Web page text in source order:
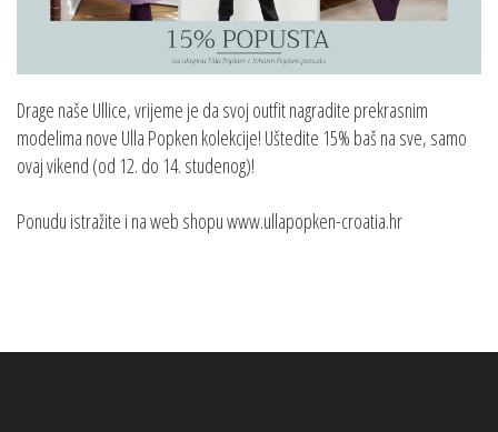
Drage naše Ullice, vrijeme je da svoj outfit nagradite prekrasnim
modelima nove Ulla Popken kolekcije! Uštedite 15% baš na sve, samo
ovaj vikend (od 12. do 14. studenog)!
Ponudu istražite i na web shopu www.ullapopken-croatia.hr